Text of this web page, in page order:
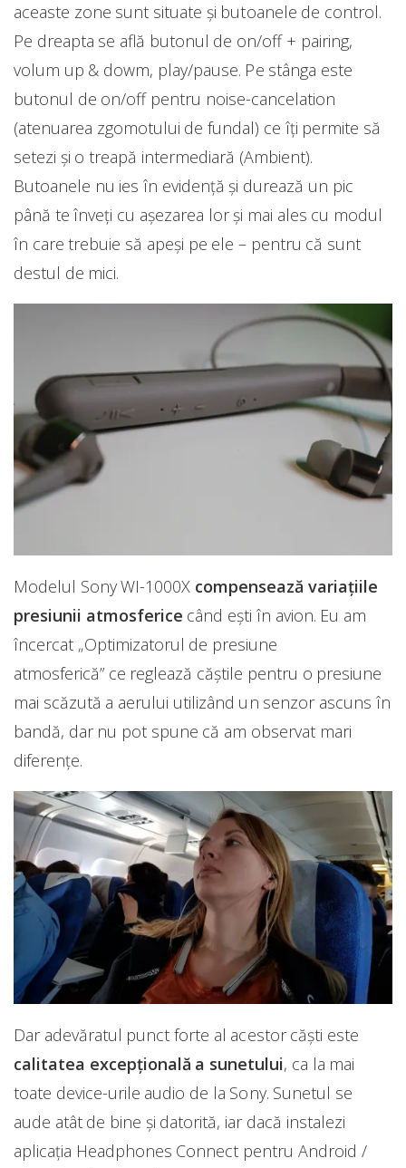
aceaste zone sunt situate și butoanele de control.
Pe dreapta se află butonul de on/off + pairing,
volum up & dowm, play/pause. Pe stânga este
butonul de on/off pentru noise-cancelation
(atenuarea zgomotului de fundal) ce îți permite să
setezi și o treapă intermediară (Ambient).
Butoanele nu ies în evidență și durează un pic
până te înveți cu așezarea lor și mai ales cu modul
în care trebuie să apeși pe ele – pentru că sunt
destul de mici.
Modelul Sony WI-1000X compensează variațiile
presiunii atmosferice când ești în avion. Eu am
încercat „Optimizatorul de presiune
atmosferică” ce reglează căștile pentru o presiune
mai scăzută a aerului utilizând un senzor ascuns în
bandă, dar nu pot spune că am observat mari
diferențe.
Dar adevăratul punct forte al acestor căști este
calitatea excepțională a sunetului, ca la mai
toate device-urile audio de la Sony. Sunetul se
aude atât de bine și datorită, iar dacă instalezi
aplicația Headphones Connect pentru Android /